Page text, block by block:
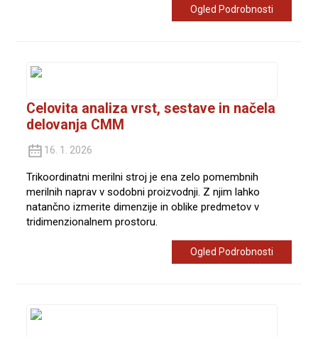
Ogled Podrobnosti
Celovita analiza vrst, sestave in načela
delovanja CMM
16. 1. 2026
Trikoordinatni merilni stroj je ena zelo pomembnih
merilnih naprav v sodobni proizvodnji. Z njim lahko
natančno izmerite dimenzije in oblike predmetov v
tridimenzionalnem prostoru.
Ogled Podrobnosti